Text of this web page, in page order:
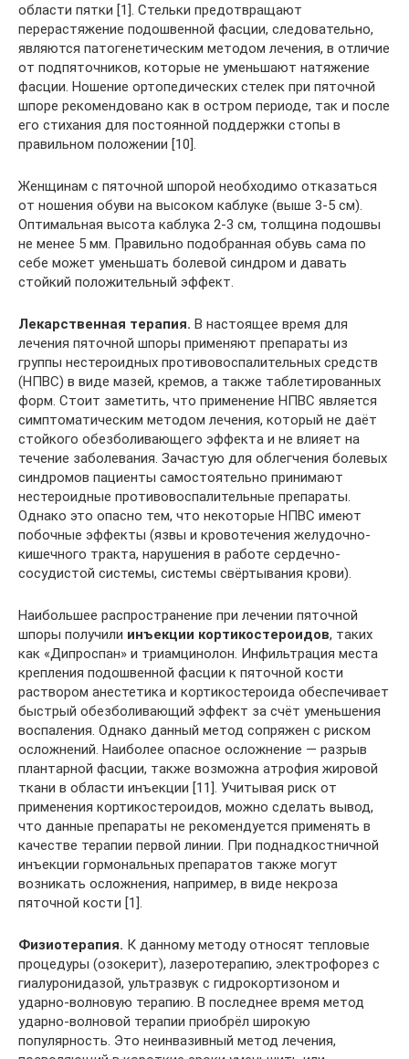
области пятки [1]. Стельки предотвращают
перерастяжение подошвенной фасции, следовательно,
являются патогенетическим методом лечения, в отличие
от подпяточников, которые не уменьшают натяжение
фасции. Ношение ортопедических стелек при пяточной
шпоре рекомендовано как в остром периоде, так и после
его стихания для постоянной поддержки стопы в
правильном положении [10].
Женщинам с пяточной шпорой необходимо отказаться
от ношения обуви на высоком каблуке (выше 3-5 см).
Оптимальная высота каблука 2-3 см, толщина подошвы
не менее 5 мм. Правильно подобранная обувь сама по
себе может уменьшать болевой синдром и давать
стойкий положительный эффект.
Лекарственная терапия. В настоящее время для
лечения пяточной шпоры применяют препараты из
группы нестероидных противовоспалительных средств
(НПВС) в виде мазей, кремов, а также таблетированных
форм. Стоит заметить, что применение НПВС является
симптоматическим методом лечения, который не даёт
стойкого обезболивающего эффекта и не влияет на
течение заболевания. Зачастую для облегчения болевых
синдромов пациенты самостоятельно принимают
нестероидные противовоспалительные препараты.
Однако это опасно тем, что некоторые НПВС имеют
побочные эффекты (язвы и кровотечения желудочно-
кишечного тракта, нарушения в работе сердечно-
сосудистой системы, системы свёртывания крови).
Наибольшее распространение при лечении пяточной
шпоры получили инъекции кортикостероидов, таких
как «Дипроспан» и триамцинолон. Инфильтрация места
крепления подошвенной фасции к пяточной кости
раствором анестетика и кортикостероида обеспечивает
быстрый обезболивающий эффект за счёт уменьшения
воспаления. Однако данный метод сопряжен с риском
осложнений. Наиболее опасное осложнение — разрыв
плантарной фасции, также возможна атрофия жировой
ткани в области инъекции [11]. Учитывая риск от
применения кортикостероидов, можно сделать вывод,
что данные препараты не рекомендуется применять в
качестве терапии первой линии. При поднадкостничной
инъекции гормональных препаратов также могут
возникать осложнения, например, в виде некроза
пяточной кости [1].
Физиотерапия. К данному методу относят тепловые
процедуры (озокерит), лазеротерапию, электрофорез с
гиалуронидазой, ультразвук с гидрокортизоном и
ударно-волновую терапию. В последнее время метод
ударно-волновой терапии приобрёл широкую
популярность. Это неинвазивный метод лечения,